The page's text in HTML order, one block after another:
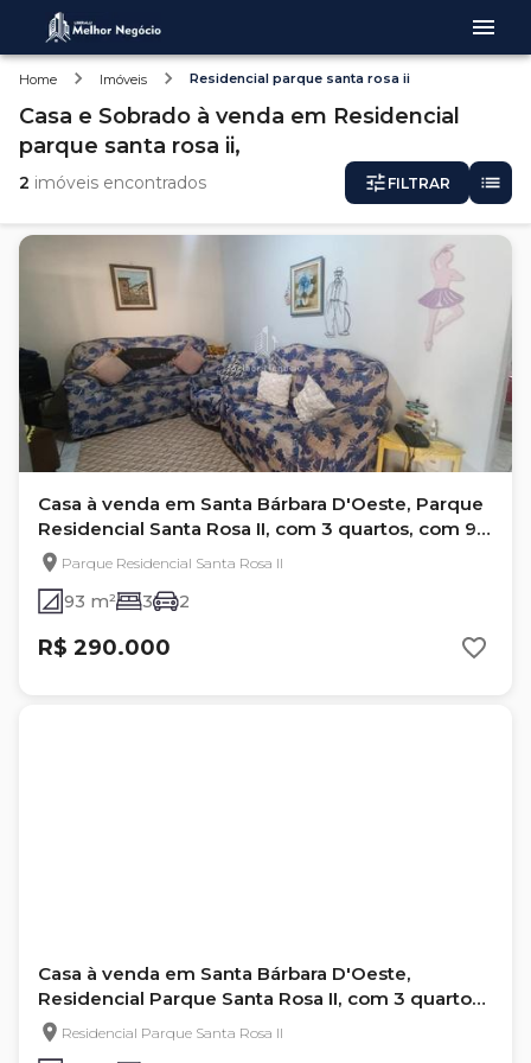
Home Imóveis Residencial parque santa rosa ii
Casa e Sobrado à venda em Residencial
parque santa rosa ii,
2 imóveis encontrados FILTRAR
Casa à venda em Santa Bárbara D'Oeste, Parque
Residencial Santa Rosa II, com 3 quartos, com 93
m²Parque Residencial Santa Rosa II
93 m² 3 2
R$ 290.000
Casa à venda em Santa Bárbara D'Oeste,
Residencial Parque Santa Rosa II, com 3 quartos,
com 93 m²
Residencial Parque Santa Rosa II